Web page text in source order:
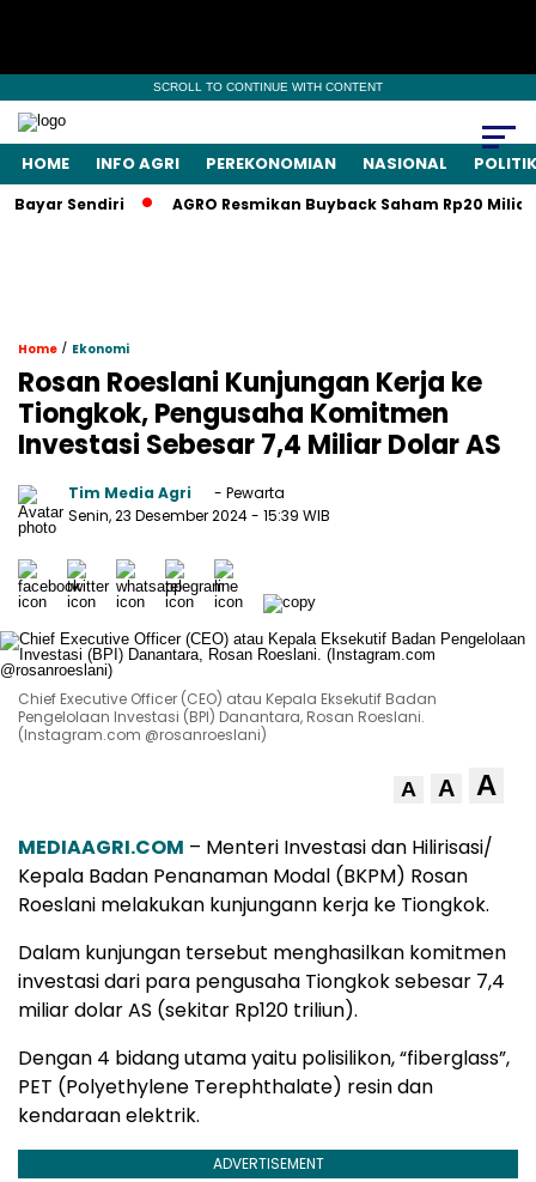
SCROLL TO CONTINUE WITH CONTENT
HOME INFO AGRI PEREKONOMIAN NASIONAL POLITIK
Sendiri AGRO Resmikan Buyback Saham Rp20 Miliar,
Home / Ekonomi
Rosan Roeslani Kunjungan Kerja ke
Tiongkok, Pengusaha Komitmen
Investasi Sebesar 7,4 Miliar Dolar AS
Tim Media Agri
- Pewarta
Senin, 23 Desember 2024- 15:39 WIB
Chief Executive Officer (CEO) atau Kepala Eksekutif Badan
Pengelolaan Investasi (BPI) Danantara, Rosan Roeslani.
(Instagram.com @rosanroeslani)
A A A
MEDIAAGRI.COM – Menteri Investasi dan Hilirisasi/
Kepala Badan Penanaman Modal (BKPM) Rosan
Roeslani melakukan kunjungann kerja ke Tiongkok.
Dalam kunjungan tersebut menghasilkan komitmen
investasi dari para pengusaha Tiongkok sebesar 7,4
miliar dolar AS (sekitar Rp120 triliun).
Dengan 4 bidang utama yaitu polisilikon, “fiberglass”,
PET (Polyethylene Terephthalate) resin dan
kendaraan elektrik.
ADVERTISEMENT